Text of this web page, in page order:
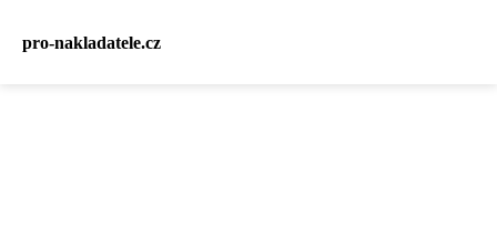
pro-nakladatele.cz